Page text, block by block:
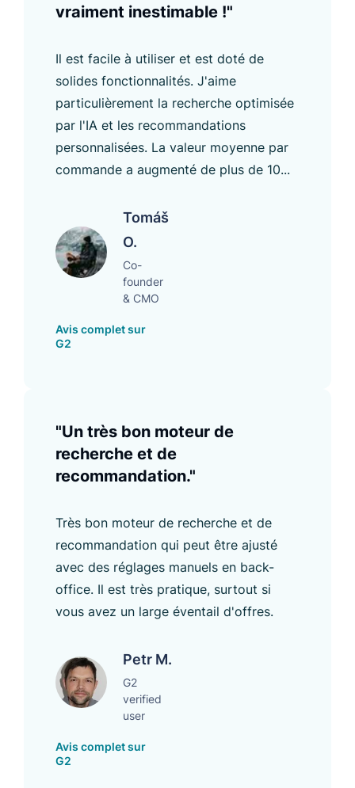
vraiment inestimable !"
Il est facile à utiliser et est doté de
solides fonctionnalités. J'aime
particulièrement la recherche optimisée
par l'IA et les recommandations
personnalisées. La valeur moyenne par
commande a augmenté de plus de 10...
Tomáš
O.
Co-
founder
& CMO
Avis complet sur
G2
"Un très bon moteur de
recherche et de
recommandation."
Très bon moteur de recherche et de
recommandation qui peut être ajusté
avec des réglages manuels en back-
office. Il est très pratique, surtout si
vous avez un large éventail d'offres.
Petr M.
G2
verified
user
Avis complet sur
G2